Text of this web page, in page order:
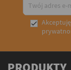
 Akceptuję